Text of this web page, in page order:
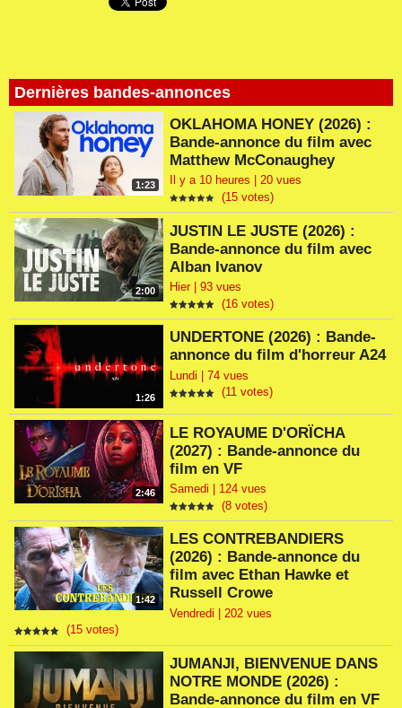
Dernières bandes-annonces
1:23
OKLAHOMA HONEY (2026) :
Bande-annonce du film avec
Matthew McConaughey
Il y a 10 heures | 20 vues
(15 votes)
2:00
JUSTIN LE JUSTE (2026) :
Bande-annonce du film avec
Alban Ivanov
Hier | 93 vues
(16 votes)
1:26
UNDERTONE (2026) : Bande-
annonce du film d'horreur A24
Lundi | 74 vues
(11 votes)
2:46
LE ROYAUME D'ORÏCHA
(2027) : Bande-annonce du
film en VF
Samedi | 124 vues
(8 votes)
1:42
LES CONTREBANDIERS
(2026) : Bande-annonce du
film avec Ethan Hawke et
Russell Crowe
Vendredi | 202 vues
(15 votes)
JUMANJI, BIENVENUE DANS
NOTRE MONDE (2026) :
Bande-annonce du film en VF